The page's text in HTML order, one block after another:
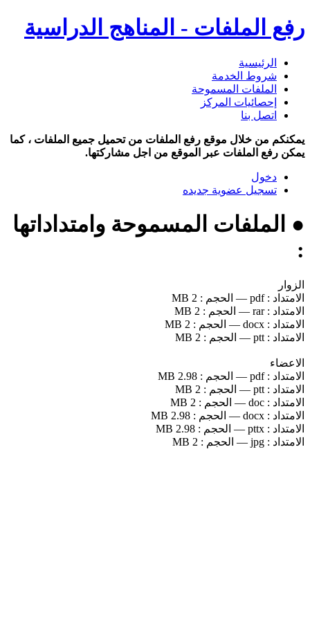
رفع الملفات - المناهج الدراسية
الرئيسية
شروط الخدمة
الملفات المسموحة
إحصائيات المركز
اتصل بنا
يمكنكم من خلال موقع رفع الملفات من تحميل جميع الملفات ، كما
يمكن رفع الملفات عبر الموقع من اجل مشاركتها.
دخول
تسجيل عضوية جديده
● الملفات المسموحة وامتداداتها
:
الزوار
الامتداد :pdf
— الحجم : 2 MB
الامتداد :rar
— الحجم : 2 MB
الامتداد : docx
— الحجم : 2 MB
الامتداد : ptt
— الحجم : 2 MB
الاعضاء
الامتداد :pdf
— الحجم : 2.98 MB
الامتداد : ptt
— الحجم : 2 MB
الامتداد : doc
— الحجم : 2 MB
الامتداد : docx
— الحجم : 2.98 MB
الامتداد : pttx
— الحجم : 2.98 MB
الامتداد : jpg
— الحجم : 2 MB